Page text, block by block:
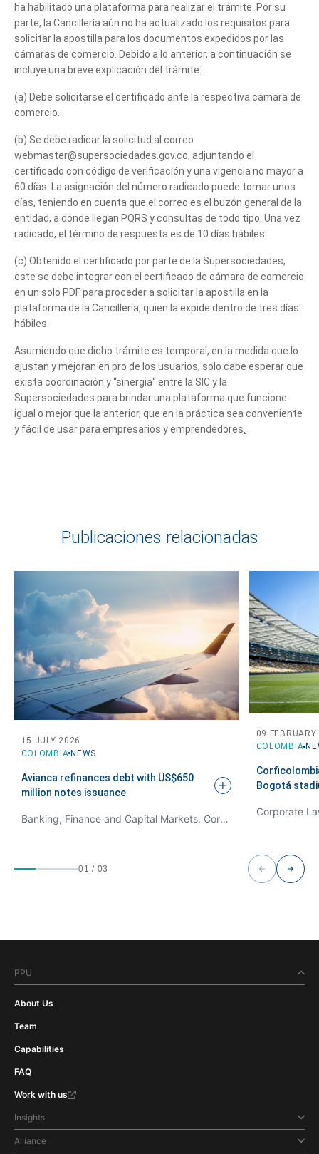
Tell us, how
can we help you?
ha habilitado una plataforma para realizar el trámite. Por su
parte, la Cancillería aún no ha actualizado los requisitos para
solicitar la apostilla para los documentos expedidos por las
cámaras de comercio. Debido a lo anterior, a continuación se
incluye una breve explicación del trámite:
(a) Debe solicitarse el certificado ante la respectiva cámara de
comercio.
(b) Se debe radicar la solicitud al correo
webmaster@supersociedades.gov.co, adjuntando el
certificado con código de verificación y una vigencia no mayor a
60 días. La asignación del número radicado puede tomar unos
días, teniendo en cuenta que el correo es el buzón general de la
entidad, a donde llegan PQRS y consultas de todo tipo. Una vez
radicado, el término de respuesta es de 10 días hábiles.
(c) Obtenido el certificado por parte de la Supersociedades,
este se debe integrar con el certificado de cámara de comercio
en un solo PDF para proceder a solicitar la apostilla en la
plataforma de la Cancillería, quien la expide dentro de tres días
hábiles.
Asumiendo que dicho trámite es temporal, en la medida que lo
ajustan y mejoran en pro de los usuarios, solo cabe esperar que
exista coordinación y “sinergia“ entre la SIC y la
Supersociedades para brindar una plataforma que funcione
igual o mejor que la anterior, que en la práctica sea conveniente
y fácil de usar para empresarios y emprendedores
Publicaciones relacionadas
COLOMBIA NEWS
15 JULY 2026
Avianca refinances debt with US$650
million notes issuance
Banking, Finance and Capital Markets, Corporate Law / M&A
COLOMBIA
09
Bogotá
Corporate
01 / 03
PPU
About Us
Team
Capabilities
FAQ
Work with us
Insights
Alliance